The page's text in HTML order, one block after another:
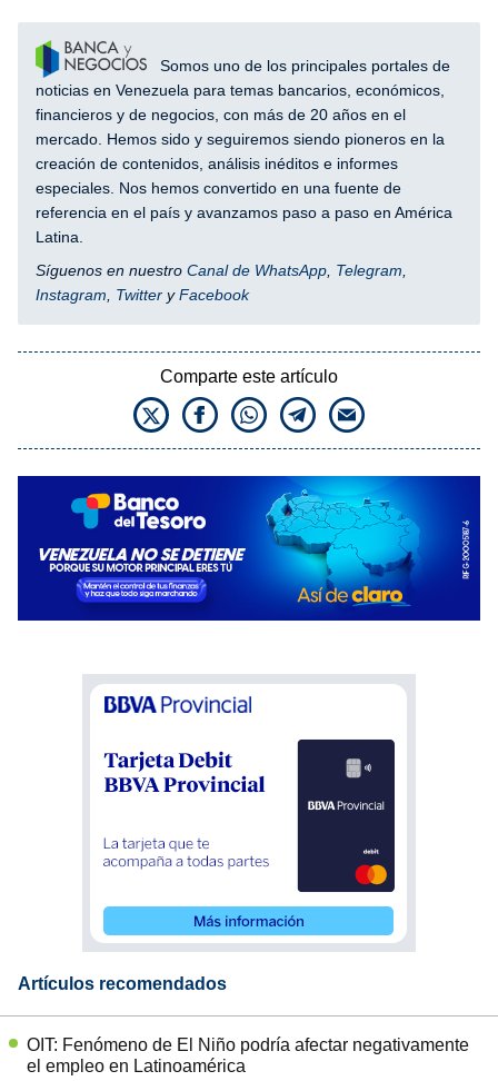
Somos uno de los principales portales de
noticias en Venezuela para temas bancarios, económicos,
financieros y de negocios, con más de 20 años en el
mercado. Hemos sido y seguiremos siendo pioneros en la
creación de contenidos, análisis inéditos e informes
especiales. Nos hemos convertido en una fuente de
referencia en el país y avanzamos paso a paso en América
Latina.
Síguenos en nuestro Canal de WhatsApp Telegram
Instagram
Twitter yFacebook
Comparte este artículo
Artículos recomendados
OIT: Fenómeno de El Niño podría afectar negativamente
el empleo en Latinoamérica